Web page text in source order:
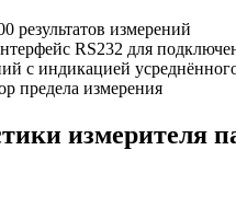
результатов измерений
RS232 для
с индикацией
предела измерения
измерителя